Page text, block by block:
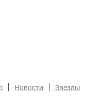
| Новости | Звезды